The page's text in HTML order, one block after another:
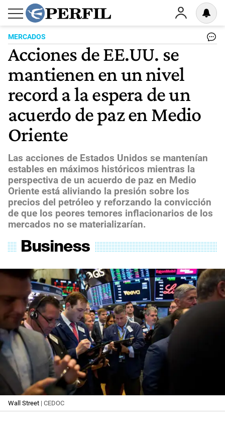
MERCADOS
Acciones de EE.UU. se
mantienen en un nivel
record a la espera de un
acuerdo de paz en Medio
Oriente
Las acciones de Estados Unidos se mantenían
estables en máximos históricos mientras la
perspectiva de un acuerdo de paz en Medio
Oriente está aliviando la presión sobre los
precios del petróleo y reforzando la convicción
de que los peores temores inflacionarios de los
mercados no se materializarían.
Wall Street | CEDOC